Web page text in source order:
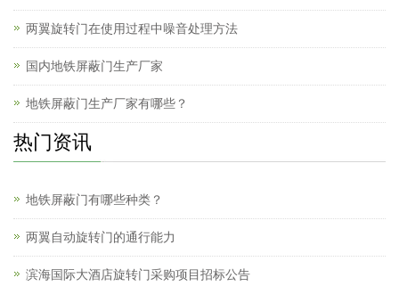
两翼旋转门在使用过程中噪音处理方法
国内地铁屏蔽门生产厂家
地铁屏蔽门生产厂家有哪些？
热门资讯
地铁屏蔽门有哪些种类？
两翼自动旋转门的通行能力
滨海国际大酒店旋转门采购项目招标公告